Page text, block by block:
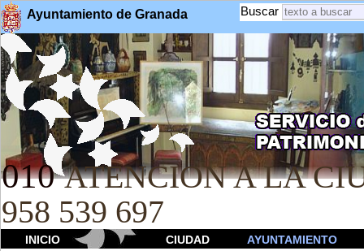
Ayuntamiento de Granada Buscar
010 ATENCION A LA
958 539 697
INICIO CIUDAD AYUNTAMIENTO